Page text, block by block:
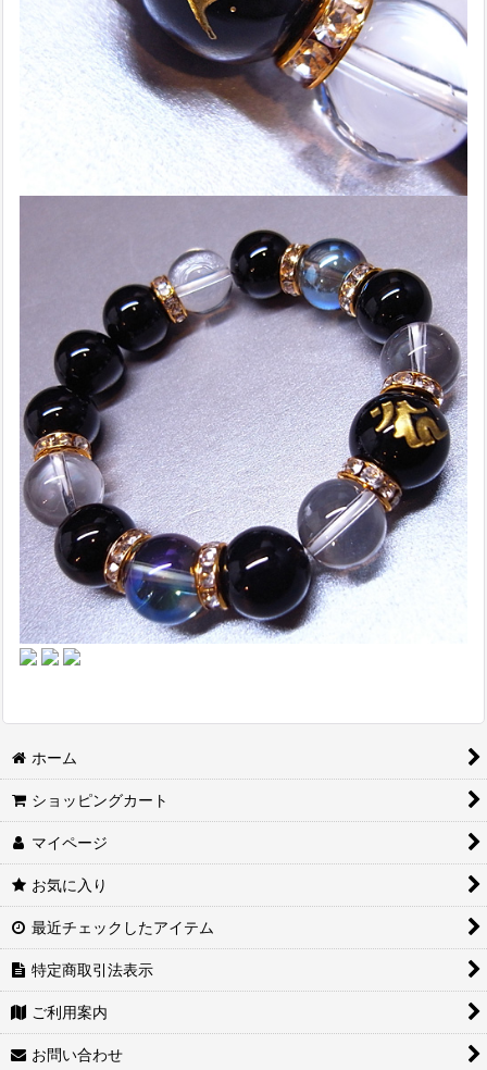
ホーム
ショッピングカート
マイページ
お気に入り
最近チェックしたアイテム
特定商取引法表示
ご利用案内
お問い合わせ